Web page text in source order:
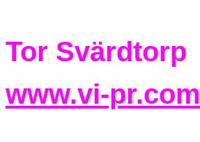
Tor Svärdtorp
www.vi-pr.com